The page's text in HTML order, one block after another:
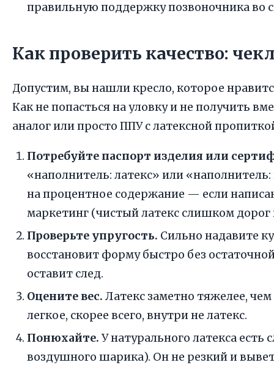
правильную поддержку позвоночника во
Как проверить качество:
Допустим, вы нашли кресло, которое
Как не попасться на уловку и не получить
аналог или просто ППУ с латексной
Потребуйте паспорт изделия или
«наполнитель: латекс» или
на процентное содержание — если
маркетинг (чистый латекс слишком
Проверьте упругость. Сильно надавите
восстановит форму быстро без
оставит след.
Оцените вес. Латекс заметно тяжелее,
легкое, скорее всего, внутри не латекс.
Понюхайте. У натурального латекса
воздушного шарика). Он не резкий и